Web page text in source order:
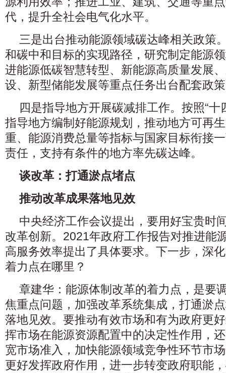
代，提升全社会电气化水平。
三是出台推动能源领域碳达峰相关政策
和碳中和目标的实现路径，研究制定能源
进能源低碳智慧转型、新能源高质量发展
设、新型储能发展等重点任务出台配套政
四是指导地方开展碳减排工作。按照“十
指导地方编制好能源规划，推动地方可再
重、能源消费总量等指标与国家目标衔接
责任，支持有条件的地方率先碳达峰。
谈改革：打通淤点堵点
推动改革成果落地见效
中央经济工作会议提出，要用好宝贵时
改革创新。2021年政府工作报告对推进能
高服务效率提出了具体要求。下一步，深
着力点在哪里？
章建华：能源体制改革的着力点，是要
焦重点问题，加强改革系统集成，打通淤
落地见效。要推动有效市场和有为政府更
挥市场在能源资源配置中的决定性作用，
宽市场准入，加快能源领域竞争性环节市
更好发挥政府作用，进一步转变政府职能